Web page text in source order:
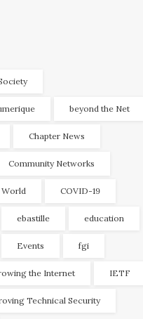
beyond the Net
Chapter News
Community Networks
World COVID-19
ebastille education
Events fgi
the Internet IETF
Technical Security